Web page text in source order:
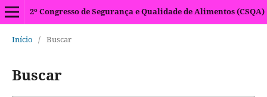
2º Congresso de Segurança e Qualidade de Alimentos (CSQA)
Início / Buscar
Buscar